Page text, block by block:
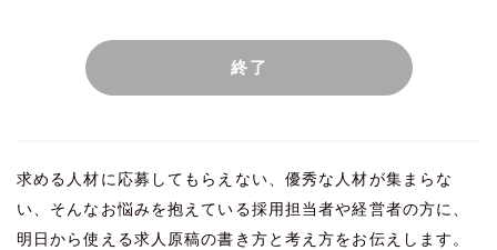
終了
求める人材に応募してもらえない、優秀な人材が集まらな
い、そんなお悩みを抱えている採用担当者や経営者の方に、
明日から使える求人原稿の書き方と考え方をお伝えします。